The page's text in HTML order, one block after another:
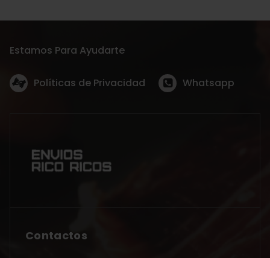
Estamos Para Ayudarte
Políticas de Privacidad Whatsapp
Contactos